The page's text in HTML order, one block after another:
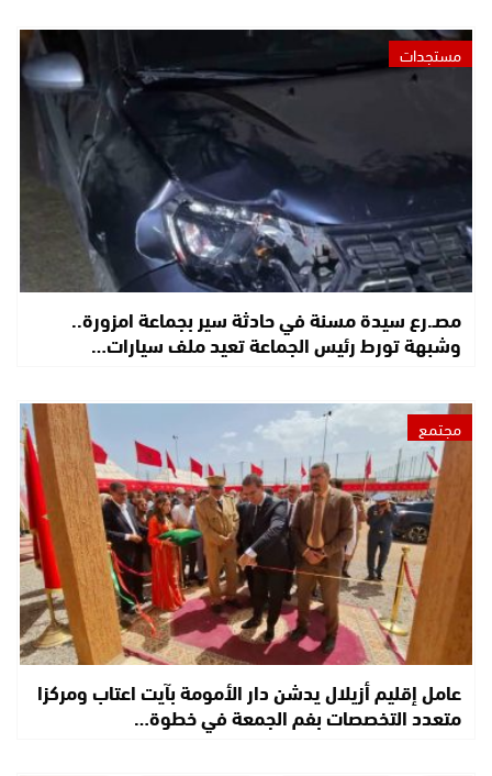
مستجدات
مصـ.رع سيدة مسنة في حادثة سير بجماعة امزورة..
وشبهة تورط رئيس الجماعة تعيد ملف سيارات…
مجتمع
عامل إقليم أزيلال يدشن دار الأمومة بآيت اعتاب ومركزا
متعدد التخصصات بفم الجمعة في خطوة…